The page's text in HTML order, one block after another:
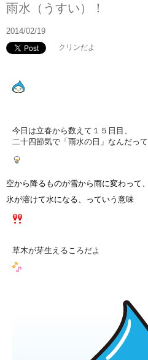
雨水（うすい）！
2014/02/19
クリンだよ
今日は立春から数えて１５日目、
二十四節気で「雨水の日」なんだって
空から降るものが雪から雨に変わって、
氷が溶けて水になる、っていう意味
草木が芽生えるころだよ